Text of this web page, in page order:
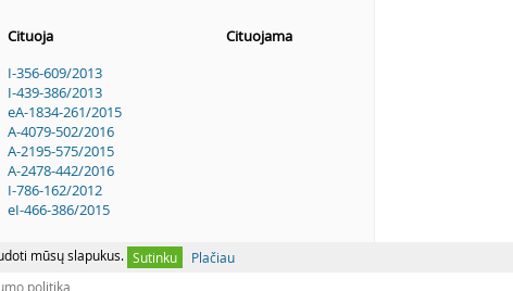
mūsų slapukus. Sutinku Plačiau
Cituoja
Cituojama
I-356-609/2013
I-439-386/2013
eA-1834-261/2015
A-4079-502/2016
A-2195-575/2015
A-2478-442/2016
I-786-162/2012
eI-466-386/2015
politika